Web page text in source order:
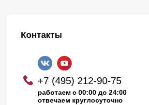
Контакты
+7 (495) 212-90-75
работаем с 00:00 до 24:00
отвечаем круглосуточно